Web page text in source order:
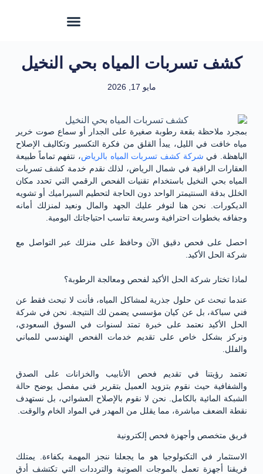
كشف تسربات المياه بحي النخيل
مايو 17, 2026
بمجرد ملاحظة بقعة رطوبة صغيرة على الجدار أو سماع صوت خرير
مياه خافت في الليل، يبدأ القلق من فكرة التكسير وتكاليف الإصلاح
الباهظة. في شركة كشف تسربات المياه بالرياض، نتفهم تماماً طبيعة
العقارات الراقية في شمال الرياض، لذلك نقدم خدمة كشف تسربات
المياه بحي النخيل باستخدام تقنيات الفحص الرقمي التي تحدد مكان
الخلل بدقة السنتيمتر الواحد دون الحاجة لتحطيم السيراميك أو تشويه
الديكورات. نحن هنا لنوفر عليك الجهد والمال ونعيد لمنزلك أمانه
وجفافه بخطوات احترافية وسريعة تناسب احتياجاتك اليومية.
احصل على فحص دقيق الآن وحافظ على منزلك عبر التواصل مع
شركة الحل الأكيد.
لماذا تختار شركة الحل الأكيد لفحص ومعالجة الرطوبة؟
عندما تبحث عن حلول جذرية لمشاكل المياه، فأنت لا تبحث فقط عن
فني سباكة، بل عن كيان مؤسسي يضمن لك النتيجة. نحن في شركة
الحل الأكيد نعتمد على خبرة تمتد لسنوات في السوق السعودي،
ونركز بشكل خاص على تقديم خدمات الفحص الهندسي للمباني
والفلل.
تعتمد رؤيتنا في تقديم فحص الأنابيب والخزانات على الصدق
والشفافية حيث نقوم بتزويد العميل بتقرير فني مفصل يوضح حالة
الشبكة المائية بالكامل. نحن لا نقوم بالإصلاح العشوائي، بل نستهدف
نقطة الضعف مباشرة، مما يقلل من المهدر في المواد الخام والوقت.
فريق متخصص وأجهزة فحص إلكترونية
الاستثمار في التكنولوجيا هو ما يجعلنا ننجز المهمة بكفاءة. يمتلك
فريقنا أجهزة تعمل بالموجات الصوتية والترددات التي تكتشف أدق